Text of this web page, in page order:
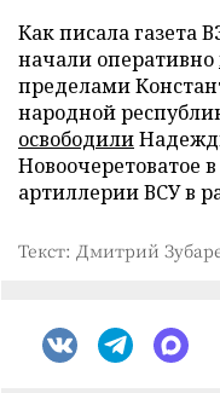
Как писала газета
начали оперативно
пределами
народной
освободили
Новоочеретоватое
артиллерии ВСУ в
Текст: Дмитрий